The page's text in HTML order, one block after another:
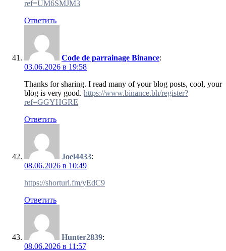
ref=UM6SMJM3
Ответить
Code de parrainage Binance:
03.06.2026 в 19:58
Thanks for sharing. I read many of your blog posts, cool, your
blog is very good. https://www.binance.bh/register?
ref=GGYHGRE
Ответить
Joel4433:
08.06.2026 в 10:49
https://shorturl.fm/yEdC9
Ответить
Hunter2839:
08.06.2026 в 11:57